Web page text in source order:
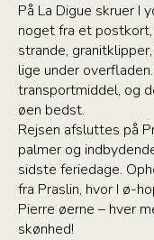
På La Digue skruer I
noget fra et
strande,
lige under
transportmiddel, og
øen bedst.
Rejsen afsluttes på
palmer og
sidste feriedage.
fra Praslin, hvor I ø-
Pierre øerne – hver
skønhed!